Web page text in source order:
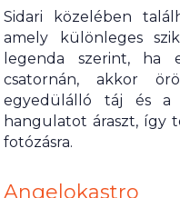
Sidari közelében
amely különleges
legenda szerint,
csatornán, akkor
egyedülálló táj és a
hangulatot áraszt, így
fotózásra.
Angelokastro